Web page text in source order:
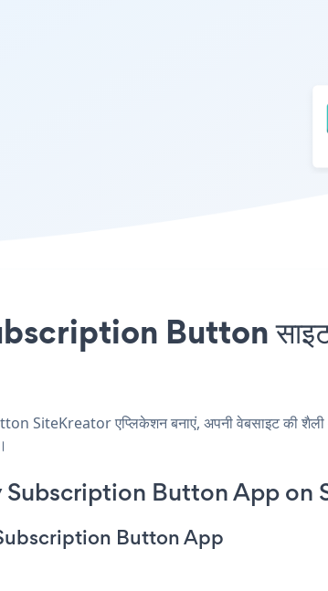
Button साइट
SiteKreator एप्लिकेशन बनाएं, अपनी वेबसाइट की
Subscription Button App on
Button App